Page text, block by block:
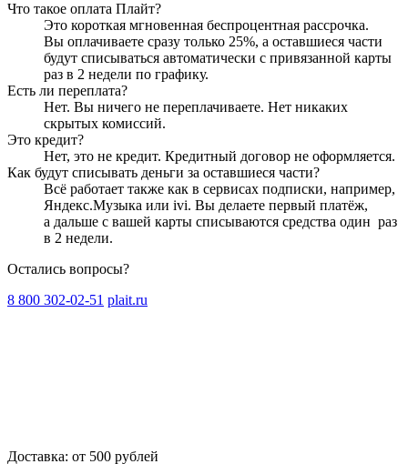
Что такое оплата Плайт?
Это короткая мгновенная беспроцентная рассрочка.
Вы оплачиваете сразу только 25%, а оставшиеся части
будут списываться автоматически с привязанной карты
раз в 2 недели по графику.
Есть ли переплата?
Нет. Вы ничего не переплачиваете. Нет никаких
скрытых комиссий.
Это кредит?
Нет, это не кредит. Кредитный договор не оформляется.
Как будут списывать деньги за оставшиеся части?
Всё работает также как в сервисах подписки, например,
Яндекс.Музыка или ivi. Вы делаете первый платёж,
а дальше с вашей карты списываются средства один раз
в 2 недели.
Остались вопросы?
8 800 302-02-51 plait.ru
Доставка: от 500 рублей